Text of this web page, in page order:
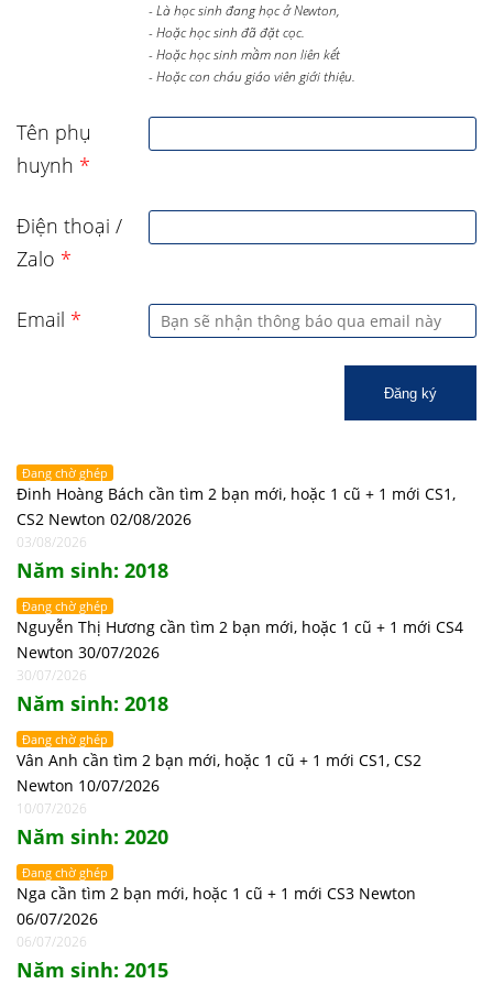
- Là học sinh đang học ở Newton,
- Hoặc học sinh đã đặt cọc.
- Hoặc học sinh mầm non liên kết
- Hoặc con cháu giáo viên giới thiệu.
Tên phụ
huynh *
Điện thoại /
Zalo *
Email *
Đăng ký
Đang chờ ghép
Đinh Hoàng Bách cần tìm 2 bạn mới, hoặc 1 cũ + 1 mới CS1,
CS2 Newton 02/08/2026
03/08/2026
Năm sinh: 2018
Đang chờ ghép
Nguyễn Thị Hương cần tìm 2 bạn mới, hoặc 1 cũ + 1 mới CS4
Newton 30/07/2026
30/07/2026
Năm sinh: 2018
Đang chờ ghép
Vân Anh cần tìm 2 bạn mới, hoặc 1 cũ + 1 mới CS1, CS2
Newton 10/07/2026
10/07/2026
Năm sinh: 2020
Đang chờ ghép
Nga cần tìm 2 bạn mới, hoặc 1 cũ + 1 mới CS3 Newton
06/07/2026
06/07/2026
Năm sinh: 2015